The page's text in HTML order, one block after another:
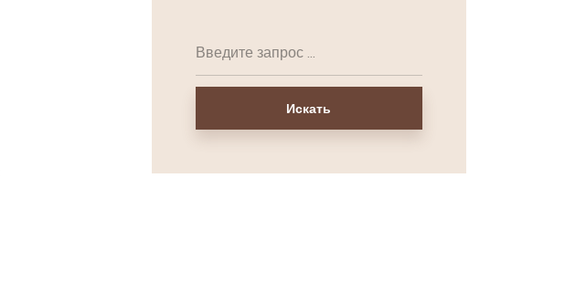
Искать